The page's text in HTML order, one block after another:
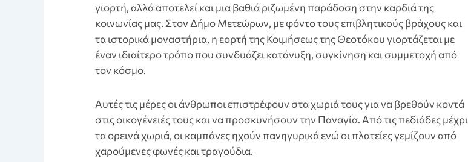
γιορτή, αλλά αποτελεί και μια βαθιά ριζωμένη παράδοση στην καρδιά της
κοινωνίας μας. Στον Δήμο Μετεώρων, με φόντο τους επιβλητικούς βράχους και
τα ιστορικά μοναστήρια, η εορτή της Κοιμήσεως της Θεοτόκου γιορτάζεται με
έναν ιδιαίτερο τρόπο που συνδυάζει κατάνυξη, συγκίνηση και συμμετοχή από
τον κόσμο.
Αυτές τις μέρες οι άνθρωποι επιστρέφουν στα χωριά τους για να βρεθούν κοντά
στις οικογένειές τους και να προσκυνήσουν την Παναγία. Από τις πεδιάδες μέχρι
τα ορεινά χωριά, οι καμπάνες ηχούν πανηγυρικά ενώ οι πλατείες γεμίζουν από
χαρούμενες φωνές και τραγούδια.